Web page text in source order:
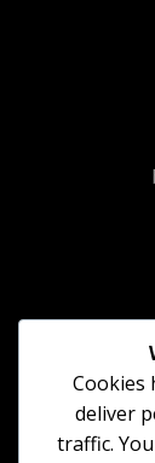
Följ oss
Cookies
deliver
traffic.